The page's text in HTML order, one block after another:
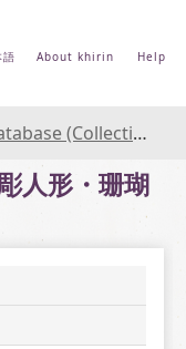
語 About khirin Help
Museum of Japanese History)
人形・珊瑚